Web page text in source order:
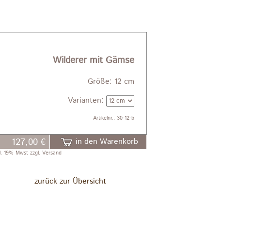
Wilderer mit Gämse
Größe: 12 cm
Varianten:
Artikelnr.: 30-12-b
127,00 € in den Warenkorb
19% Mwst zzgl. Versand
zurück zur Übersicht